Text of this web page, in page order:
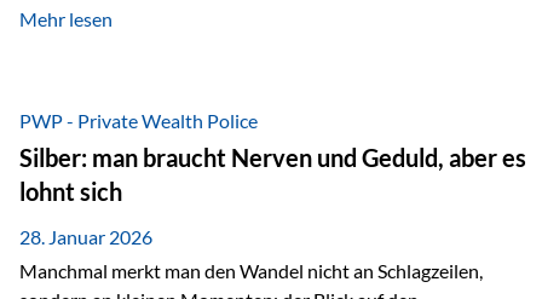
starken Anstiegen. Diese verändern jedoch nicht die
von geopolitischen Spannungen, einer stark ausgeweiteten
Geldmenge sowie strukturellen Verschiebungen an den
Kapitalmärkten geprägt ist, bleibt Gold ein bewährter Anker.
Nicht, weil…
Mehr lesen
PWP - Private Wealth Police
Silber: man braucht Nerven und Geduld, aber es
lohnt sich
28. Januar 2026
Manchmal merkt man den Wandel nicht an Schlagzeilen,